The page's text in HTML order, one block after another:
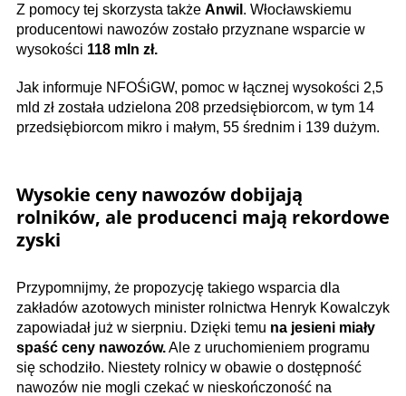
Z pomocy tej skorzysta także Anwil . Włocławskiemu
producentowi nawozów zostało przyznane wsparcie w
wysokości 118 mln zł.
Jak informuje NFOŚiGW, pomoc w łącznej wysokości 2,5
mld zł została udzielona 208 przedsiębiorcom, w tym 14
przedsiębiorcom mikro i małym, 55 średnim i 139 dużym.
Wysokie ceny nawozów dobijają
rolników, ale producenci mają rekordowe
zyski
Przypomnijmy, że propozycję takiego wsparcia dla
zakładów azotowych minister rolnictwa Henryk Kowalczyk
zapowiadał już w sierpniu. Dzięki temu na jesieni miały
spaść ceny nawozów.Ale z uruchomieniem programu
się schodziło. Niestety rolnicy w obawie o dostępność
nawozów nie mogli czekać w nieskończoność na